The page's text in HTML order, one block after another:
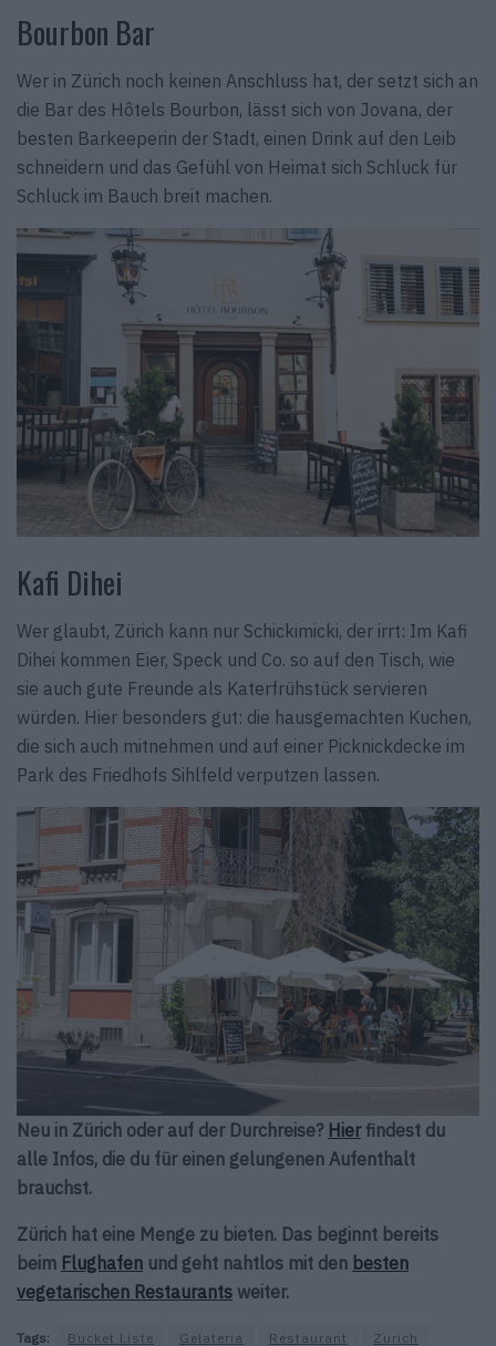
Bourbon Bar
Wer in Zürich noch keinen Anschluss hat, der setzt sich an
die Bar des Hôtels Bourbon, lässt sich von Jovana, der
besten Barkeeperin der Stadt, einen Drink auf den Leib
schneidern und das Gefühl von Heimat sich Schluck für
Schluck im Bauch breit machen.
Kafi Dihei
Wer glaubt, Zürich kann nur Schickimicki, der irrt: Im Kafi
Dihei kommen Eier, Speck und Co. so auf den Tisch, wie
sie auch gute Freunde als Katerfrühstück servieren
würden. Hier besonders gut: die hausgemachten Kuchen,
die sich auch mitnehmen und auf einer Picknickdecke im
Park des Friedhofs Sihlfeld verputzen lassen.
Neu in Zürich oder auf der Durchreise? Hierfindest du
alle Infos, die du für einen gelungenen Aufenthalt
brauchst.
Zürich hat eine Menge zu bieten. Das beginnt bereits
beim Flughafen und geht nahtlos mit den besten
vegetarischen Restaurants weiter.
Tags: Bucket Liste Gelateria Restaurant Zurich